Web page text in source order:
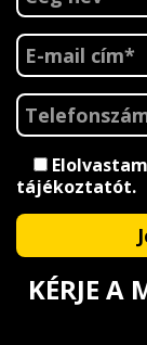
tájékoztatót.
KÉRJE A